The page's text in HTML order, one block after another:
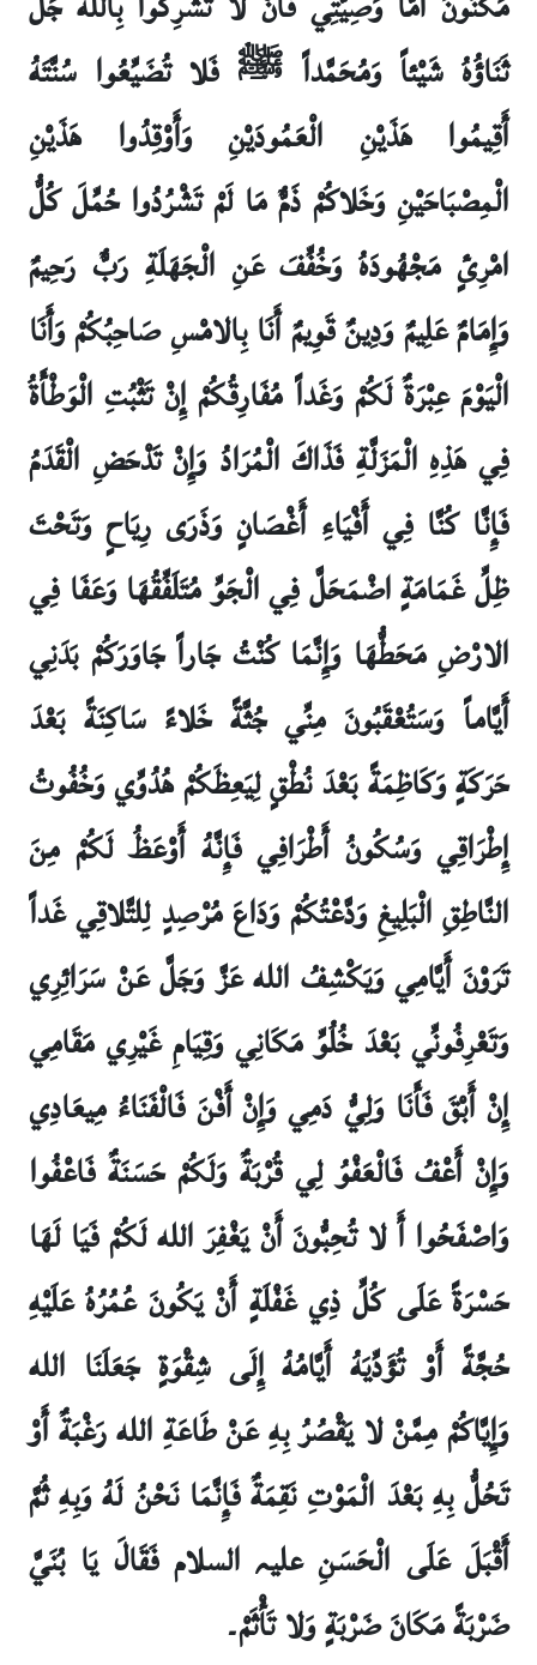
ثَنَاؤُهُ شَيْئاً وَمُحَمَّداً ﷺ فَلا تُضَيِّعُوا سُنَّتَهُ
أَقِيمُوا هَذَيْنِ الْعَمُودَيْنِ وَأَوْقِدُوا هَذَيْنِ
الْمِصْبَاحَيْنِ وَخَلاكُمْ ذَمٌّ مَا لَمْ تَشْرُدُوا حُمِّلَ كُلُّ
امْرِئٍ مَجْهُودَهُ وَخُفِّفَ عَنِ الْجَهَلَةِ رَبٌّ رَحِيمٌ
وَإِمَامٌ عَلِيمٌ وَدِينٌ قَوِيمٌ أَنَا بِالامْسِ صَاحِبُكُمْ وَأَنَا
الْيَوْمَ عِبْرَةٌ لَكُمْ وَغَداً مُفَارِقُكُمْ إِنْ تَثْبُتِ الْوَطْأَةُ
فِي هَذِهِ الْمَزَلَّةِ فَذَاكَ الْمُرَادُ وَإِنْ تَدْحَضِ الْقَدَمُ
فَإِنَّا كُنَّا فِي أَفْيَاءِ أَغْصَانٍ وَذَرَى رِيَاحٍ وَتَحْتَ
ظِلِّ غَمَامَةٍ اضْمَحَلَّ فِي الْجَوِّ مُتَلَفِّقُهَا وَعَفَا فِي
الارْضِ مَحَطُّهَا وَإِنَّمَا كُنْتُ جَاراً جَاوَرَكُمْ بَدَنِي
أَيَّاماً وَسَتُعْقَبُونَ مِنِّي جُثَّةً خَلاءً سَاكِنَةً بَعْدَ
حَرَكَةٍ وَكَاظِمَةً بَعْدَ نُطْقٍ لِيَعِظَكُمْ هُدُوِّي وَخُفُوتُ
إِطْرَاقِي وَسُكُونُ أَطْرَافِي فَإِنَّهُ أَوْعَظُ لَكُمْ مِنَ
النَّاطِقِ الْبَلِيغِ وَدَّعْتُكُمْ وَدَاعَ مُرْصِدٍ لِلتَّلاقِي غَداً
تَرَوْنَ أَيَّامِي وَيَكْشِفُ الله عَزَّ وَجَلَّ عَنْ سَرَائِرِي
وَتَعْرِفُونِّي بَعْدَ خُلُوِّ مَكَانِي وَقِيَامِ غَيْرِي مَقَامِي
إِنْ أَبْقَ فَأَنَا وَلِيُّ دَمِي وَإِنْ أَفْنَ فَالْفَنَاءُ مِيعَادِي
وَإِنْ أَعْفُ فَالْعَفْوُ لِي قُرْبَةٌ وَلَكُمْ حَسَنَةٌ فَاعْفُوا
وَاصْفَحُوا أَ لا تُحِبُّونَ أَنْ يَغْفِرَ الله لَكُمْ فَيَا لَهَا
حَسْرَةً عَلَى كُلِّ ذِي غَفْلَةٍ أَنْ يَكُونَ عُمُرُهُ عَلَيْهِ
حُجَّةً أَوْ تُؤَدِّيَهُ أَيَّامُهُ إِلَى شِقْوَةٍ جَعَلَنَا الله
وَإِيَّاكُمْ مِمَّنْ لا يَقْصُرُ بِهِ عَنْ طَاعَةِ الله رَغْبَةٌ أَوْ
تَحُلُّ بِهِ بَعْدَ الْمَوْتِ نَقِمَةٌ فَإِنَّمَا نَحْنُ لَهُ وَبِهِ ثُمَّ
أَقْبَلَ عَلَى الْحَسَنِ علیہ السلام فَقَالَ يَا بُنَيَّ
ضَرْبَةً مَكَانَ ضَرْبَةٍ وَلا تَأْثَمْ۔